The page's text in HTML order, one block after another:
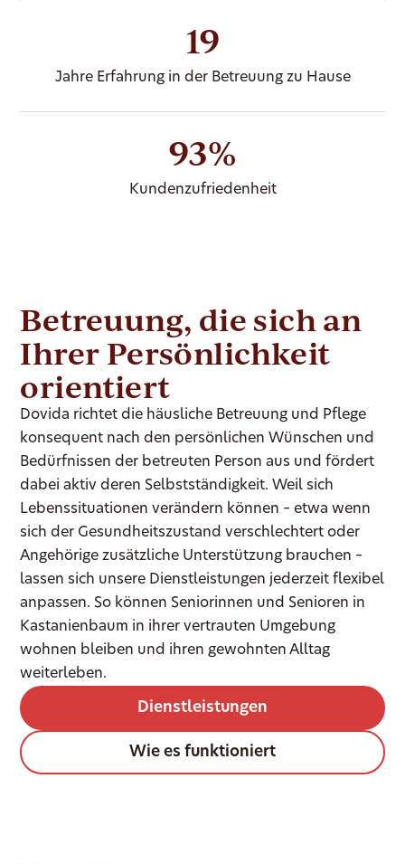
19
Jahre Erfahrung in der Betreuung zu Hause
93%
Kundenzufriedenheit
Betreuung, die sich an
Ihrer Persönlichkeit
orientiert
Dovida richtet die häusliche Betreuung und Pflege
konsequent nach den persönlichen Wünschen und
Bedürfnissen der betreuten Person aus und fördert
dabei aktiv deren Selbstständigkeit. Weil sich
Lebenssituationen verändern können – etwa wenn
sich der Gesundheitszustand verschlechtert oder
Angehörige zusätzliche Unterstützung brauchen –
lassen sich unsere Dienstleistungen jederzeit flexibel
anpassen. So können Seniorinnen und Senioren in
Kastanienbaum in ihrer vertrauten Umgebung
wohnen bleiben und ihren gewohnten Alltag
weiterleben.
Dienstleistungen
Wie es funktioniert